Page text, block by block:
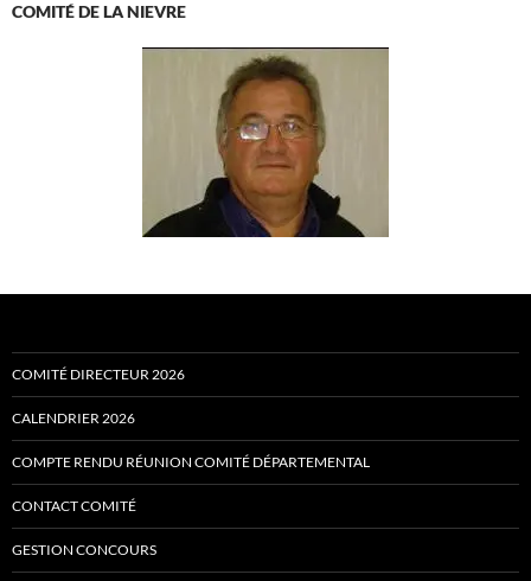
COMITÉ DE LA NIEVRE
COMITÉ DIRECTEUR 2026
CALENDRIER 2026
COMPTE RENDU RÉUNION COMITÉ DÉPARTEMENTAL
CONTACT COMITÉ
GESTION CONCOURS